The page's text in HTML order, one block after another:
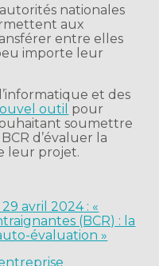
nationales
aux
entre elles
importe leur
et des
outil pour
soumettre
d’évaluer la
leur projet.
avril 2024 : «
(BCR) : la
évaluation »